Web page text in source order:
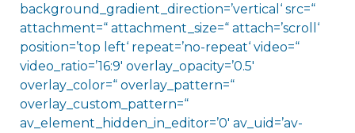
background_gradient_direction=’vertical‘ src=“
attachment=“ attachment_size=“ attach=’scroll‘
position=’top left‘ repeat=’no-repeat‘ video=“
video_ratio=’16:9′ overlay_opacity=’0.5′
overlay_color=“ overlay_pattern=“
overlay_custom_pattern=“
av_element_hidden_in_editor=’0′ av_uid=’av-